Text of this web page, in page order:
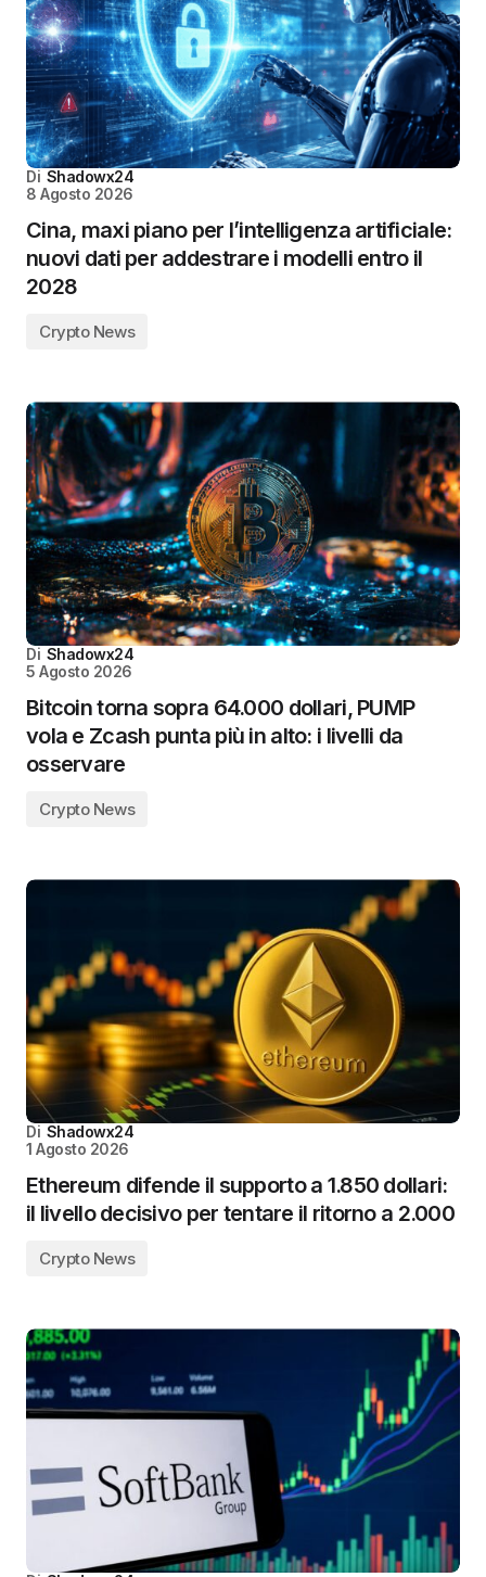
Di Shadowx24
8 Agosto 2026
Cina, maxi piano per l’intelligenza artificiale:
nuovi dati per addestrare i modelli entro il
2028
Crypto News
Di Shadowx24
5 Agosto 2026
Bitcoin torna sopra 64.000 dollari, PUMP
vola e Zcash punta più in alto: i livelli da
osservare
Crypto News
Di Shadowx24
1 Agosto 2026
Ethereum difende il supporto a 1.850 dollari:
il livello decisivo per tentare il ritorno a 2.000
Crypto News